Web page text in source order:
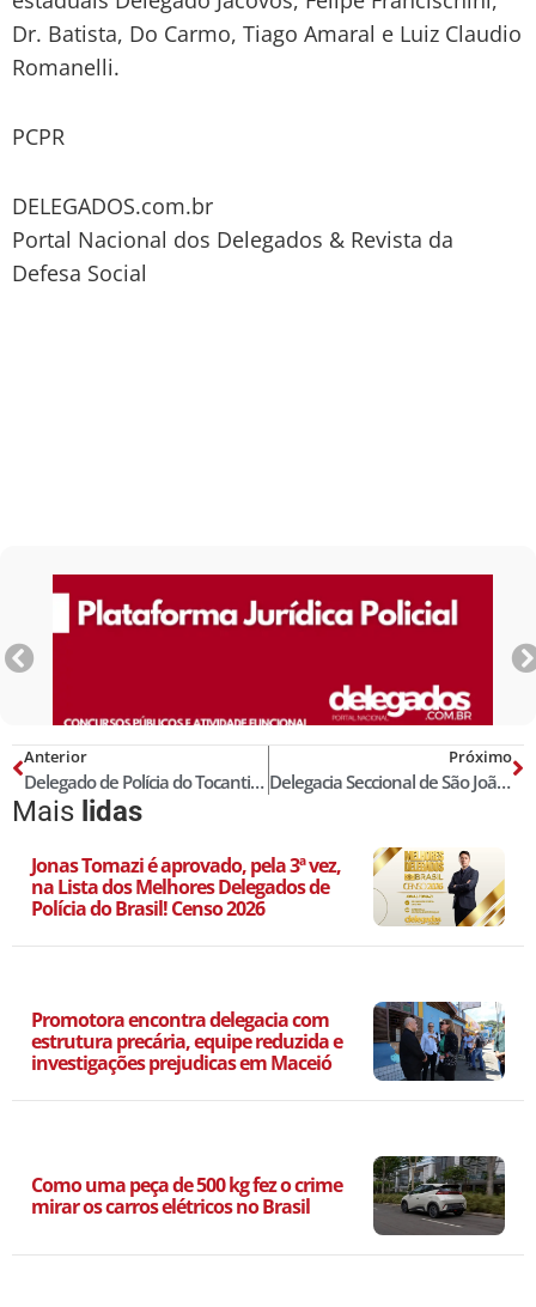
Dr. Batista, Do Carmo, Tiago Amaral e Luiz Claudio
Romanelli.
PCPR
DELEGADOS.com.br
Portal Nacional dos Delegados & Revista da
Defesa Social
Anterior
Delegado de Polícia do Tocantins lança livro sobre história da Investigação Criminal
Próximo
Delegacia Seccional de São João Joaquim da Barra realiza primeira audiência de custódia por videoconferência!
Mais lidas
Jonas Tomazi é aprovado, pela 3ª vez,
na Lista dos Melhores Delegados de
Polícia do Brasil! Censo 2026
Promotora encontra delegacia com
estrutura precária, equipe reduzida e
investigações prejudicas em Maceió
Como uma peça de 500 kg fez o crime
mirar os carros elétricos no Brasil